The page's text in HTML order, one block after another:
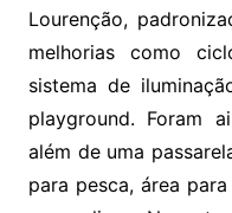
Lourenção,
melhorias como
sistema de
playground. Foram
além de uma
para pesca, área